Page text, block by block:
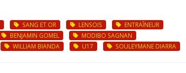
SANG ET OR LENSOIS
ENTRAÎNEUR
BENJAMIN GOMEL
MODIBO SAGNAN
WILLIAM BIANDA U17 SOULEYMANE DIARRA